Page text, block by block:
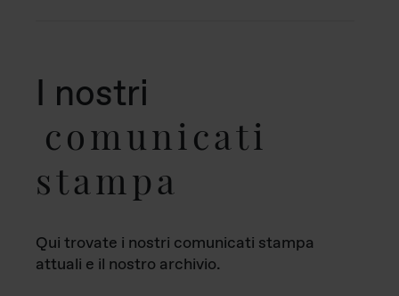
I nostri
comunicati
stampa
Qui trovate i nostri comunicati stampa
attuali e il nostro archivio.